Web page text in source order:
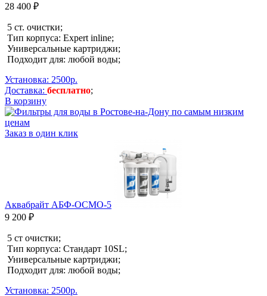
28 400 ₽
5 ст. очистки;
Тип корпуса: Expert inline;
Универсальные картриджи;
Подходит для: любой воды;
Установка: 2500р.
Доставка: бесплатно;
В корзину
Заказ в один клик
Аквабрайт АБФ-ОСМО-5
9 200 ₽
5 ст очистки;
Тип корпуса: Стандарт 10SL;
Универсальные картриджи;
Подходит для: любой воды;
Установка: 2500р.